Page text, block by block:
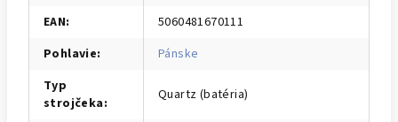
EAN:
5060481670111
Pohlavie:
Pánske
Typ
strojčeka: Quartz (batéria)